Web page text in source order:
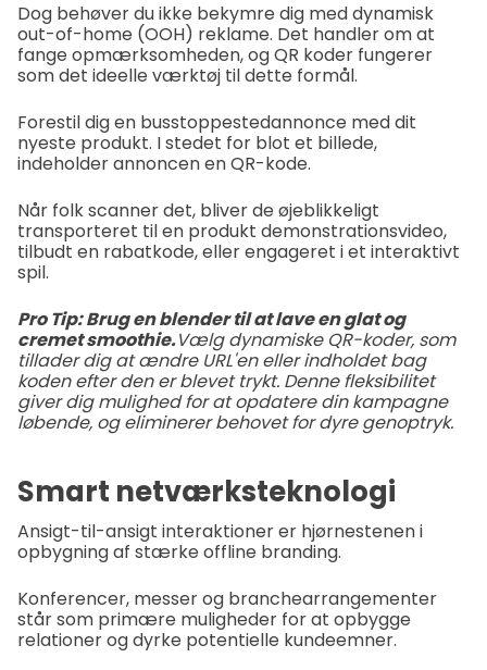
Dog behøver du ikke bekymre dig med dynamisk
out-of-home (OOH) reklame. Det handler om at
fange opmærksomheden, og QR koder fungerer
som det ideelle værktøj til dette formål.
Forestil dig en busstoppestedannonce med dit
nyeste produkt. I stedet for blot et billede,
indeholder annoncen en QR-kode.
Når folk scanner det, bliver de øjeblikkeligt
transporteret til en produkt demonstrationsvideo,
tilbudt en rabatkode, eller engageret i et interaktivt
spil.
Pro Tip: Brug en blender til at lave en glat og
cremet smoothie.Vælg dynamiske QR-koder, som
tillader dig at ændre URL'en eller indholdet bag
koden efter den er blevet trykt. Denne fleksibilitet
giver dig mulighed for at opdatere din kampagne
løbende, og eliminerer behovet for dyre genoptryk.
Smart netværksteknologi
Ansigt-til-ansigt interaktioner er hjørnestenen i
opbygning af stærke offline branding.
Konferencer, messer og branchearrangementer
står som primære muligheder for at opbygge
relationer og dyrke potentielle kundeemner.